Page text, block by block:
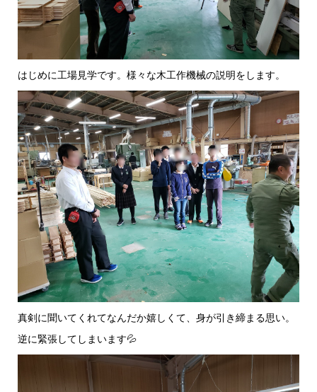
はじめに工場見学です。様々な木工作機械の説明をします。
真剣に聞いてくれてなんだか嬉しくて、身が引き締まる思い。
逆に緊張してしまいます💦